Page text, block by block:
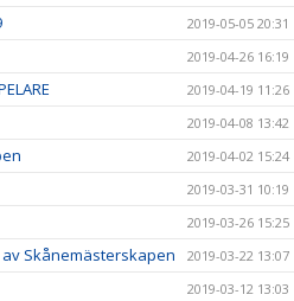
2019-05-05 20:31
2019-04-26 16:19
2019-04-19 11:26
2019-04-08 13:42
2019-04-02 15:24
2019-03-31 10:19
2019-03-26 15:25
Skånemästerskapen 2019-03-22 13:07
2019-03-12 13:03